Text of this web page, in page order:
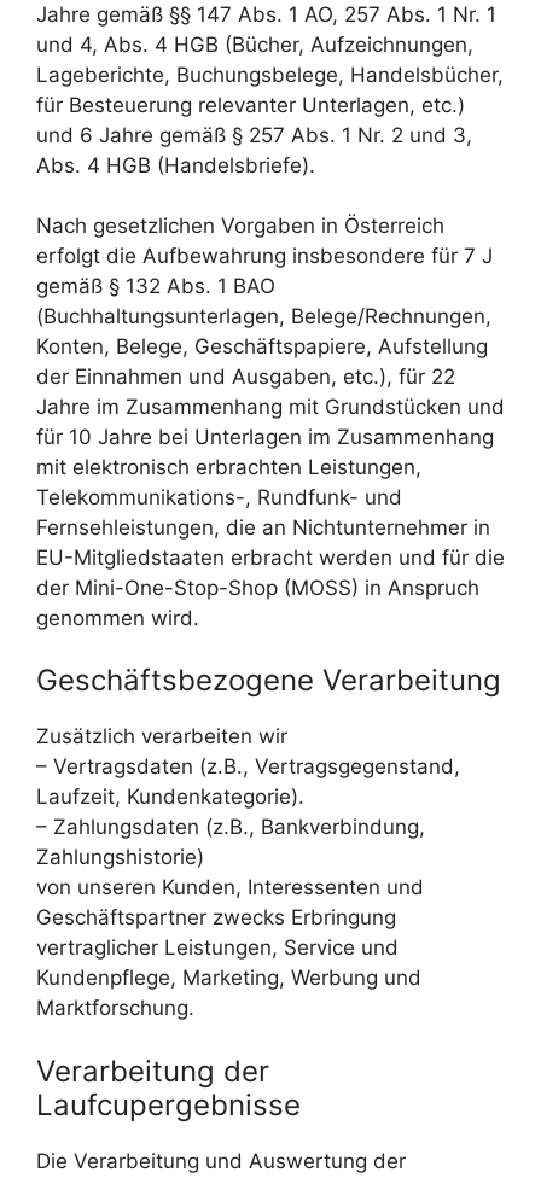
Jahre gemäß §§ 147 Abs. 1 AO, 257 Abs. 1 Nr. 1
und 4, Abs. 4 HGB (Bücher, Aufzeichnungen,
Lageberichte, Buchungsbelege, Handelsbücher,
für Besteuerung relevanter Unterlagen, etc.)
und 6 Jahre gemäß § 257 Abs. 1 Nr. 2 und 3,
Abs. 4 HGB (Handelsbriefe).
Nach gesetzlichen Vorgaben in Österreich
erfolgt die Aufbewahrung insbesondere für 7 J
gemäß § 132 Abs. 1 BAO
(Buchhaltungsunterlagen, Belege/Rechnungen,
Konten, Belege, Geschäftspapiere, Aufstellung
der Einnahmen und Ausgaben, etc.), für 22
Jahre im Zusammenhang mit Grundstücken und
für 10 Jahre bei Unterlagen im Zusammenhang
mit elektronisch erbrachten Leistungen,
Telekommunikations-, Rundfunk- und
Fernsehleistungen, die an Nichtunternehmer in
EU-Mitgliedstaaten erbracht werden und für die
der Mini-One-Stop-Shop (MOSS) in Anspruch
genommen wird.
Geschäftsbezogene Verarbeitung
Zusätzlich verarbeiten wir
– Vertragsdaten (z.B., Vertragsgegenstand,
Laufzeit, Kundenkategorie).
– Zahlungsdaten (z.B., Bankverbindung,
Zahlungshistorie)
von unseren Kunden, Interessenten und
Geschäftspartner zwecks Erbringung
vertraglicher Leistungen, Service und
Kundenpflege, Marketing, Werbung und
Marktforschung.
Verarbeitung der
Laufcupergebnisse
Die Verarbeitung und Auswertung der